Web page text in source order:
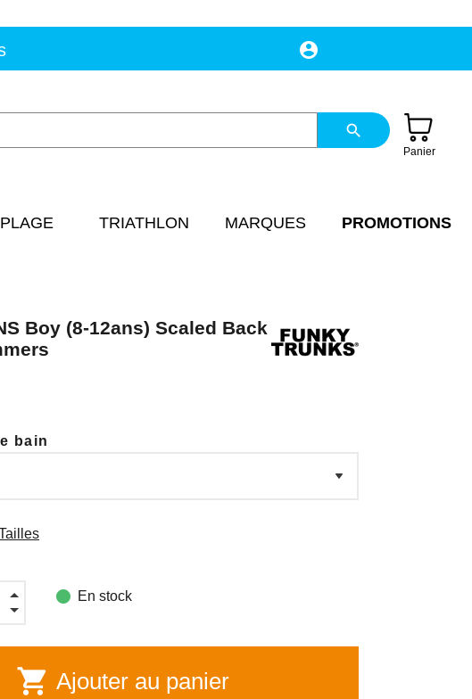
account_circle
search
Panier
PLAGE TRIATHLON MARQUES PROMOTIONS
Boy (8-12ans) Scaled Back
bain
 En stock
shopping_cart Ajouter au panier